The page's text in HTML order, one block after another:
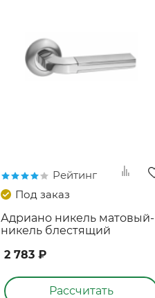
Рейтинг
Под заказ
Адриано никель матовый-
никель блестящий
2 783 ₽
Рассчитать